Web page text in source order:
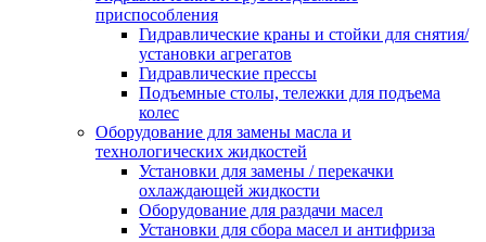
приспособления
Гидравлические краны и стойки для снятия/
установки агрегатов
Гидравлические прессы
Подъемные столы, тележки для подъема
колес
Оборудование для замены масла и
технологических жидкостей
Установки для замены / перекачки
охлаждающей жидкости
Оборудование для раздачи масел
Установки для сбора масел и антифриза